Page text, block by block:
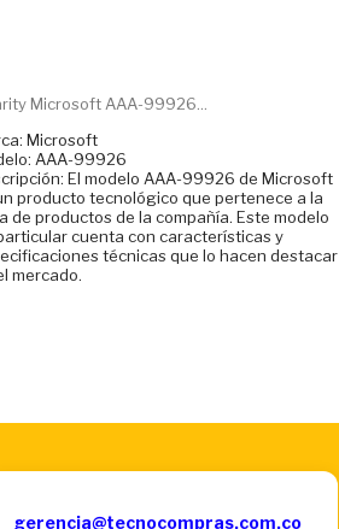
Microsoft AAA-99926...
Microsoft
AAA-99926
El modelo AAA-99926 de Microsoft
producto tecnológico que pertenece a la
de productos de la compañía. Este modelo
cuenta con características y
técnicas que lo hacen destacar
mercado.
gerencia@tecnocompras.com.co